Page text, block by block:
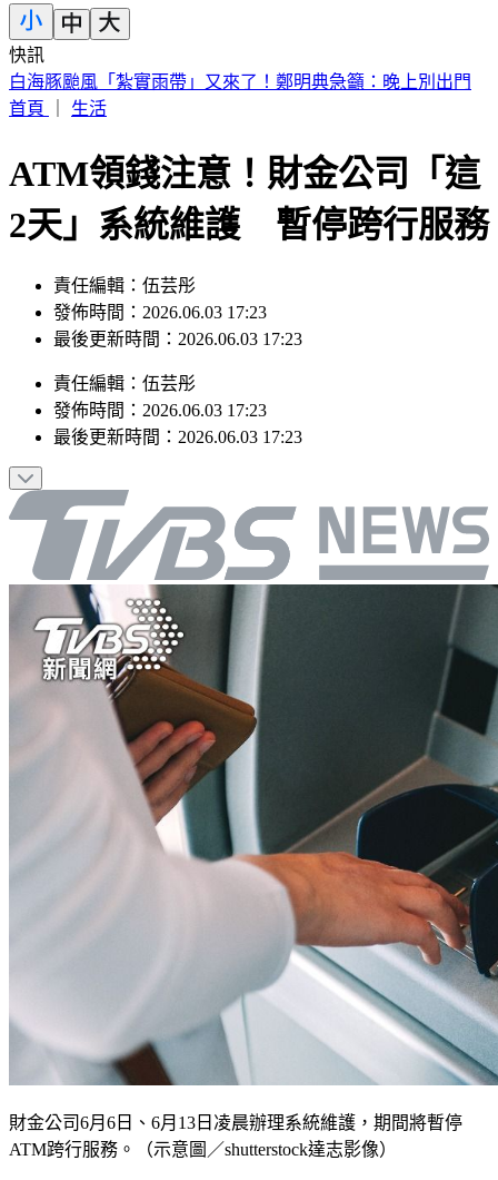
快訊
白海豚颱風「紮實雨帶」又來了！鄭明典急籲：晚上別出門
首頁
生活
ATM領錢注意！財金公司「這
2天」系統維護 暫停跨行服務
責任編輯：伍芸彤
發佈時間：2026.06.03 17:23
最後更新時間：2026.06.03 17:23
責任編輯 ： 伍芸彤
發佈時間： 2026.06.03 17:23
最後更新時間： 2026.06.03 17:23
財金公司6月6日、6月13日凌晨辦理系統維護，期間將暫停
ATM跨行服務。（示意圖／shutterstock達志影像）